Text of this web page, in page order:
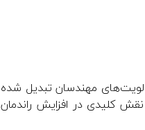
مهندسان تبدیل شده
نقش کلیدی در افزایش راندمان